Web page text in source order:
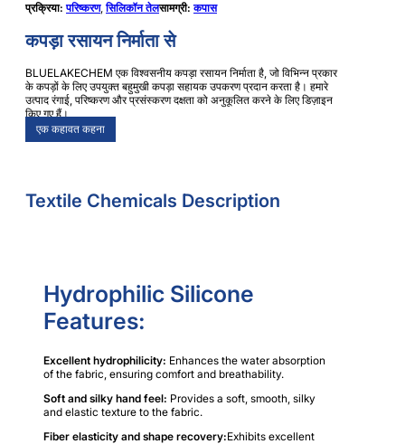
प्रक्रिया:परिष्करण,सिलिकॉन तेलसामग्री:कपास
कपड़ा रसायन निर्माता से
BLUELAKECHEM एक विश्वसनीय कपड़ा रसायन निर्माता है, जो विभिन्न प्रकार
के कपड़ों के लिए उपयुक्त बहुमुखी कपड़ा सहायक उपकरण प्रदान करता है। हमारे
उत्पाद रंगाई, परिष्करण और प्रसंस्करण दक्षता को अनुकूलित करने के लिए डिज़ाइन
किए गए हैं।
एक कहावत कहना
Textile Chemicals Description
Hydrophilic Silicone
Features:
Excellent hydrophilicity: Enhances the water absorption
of the fabric, ensuring comfort and breathability.
Soft and silky hand feel: Provides a soft, smooth, silky
and elastic texture to the fabric.
Fiber elasticity and shape recovery:Exhibits excellent